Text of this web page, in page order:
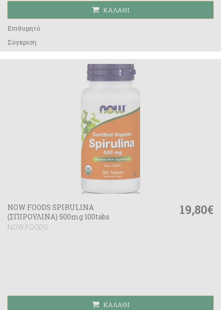
ΚΑΛΆΘΙ
Επιθυμητό
Σύγκριση
NOW FOODS SPIRULINA
(ΣΠΙΡΟΥΛΙΝΑ) 500mg 100tabs
NOW FOODS
19,80€
ΚΑΛΆΘΙ